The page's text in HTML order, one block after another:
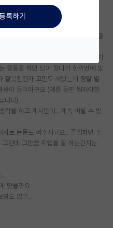
판
로 있는 석사 1학기차 학생입니다.
했고 매일 야근에 주말도 쉬지 않고 출
서는 화를 내지 않으시는데 본인이 기
행동을 하면 담아 뒀다가 한꺼번에 말
잘못한건가 고민도 해봤는데 정말 별
이 들더라구요 (예를 들면 뭐해야할
니다)
각을 하고 계시던데.. 계속 버틸 수 있
로 논문도 써주시고요.. 졸업하면 주
런데 그만큼 취업을 잘 하는건지는
맞을까요
장도 없고..
록하기